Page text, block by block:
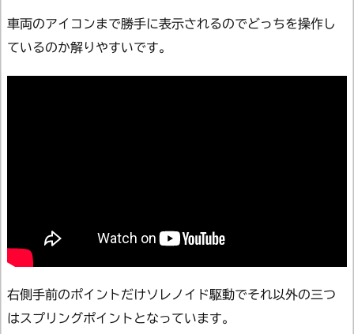
車両のアイコンまで勝手に表示されるのでどっちを操作し
ているのか解りやすいです。
右側手前のポイントだけソレノイド駆動でそれ以外の三つ
はスプリングポイントとなっています。